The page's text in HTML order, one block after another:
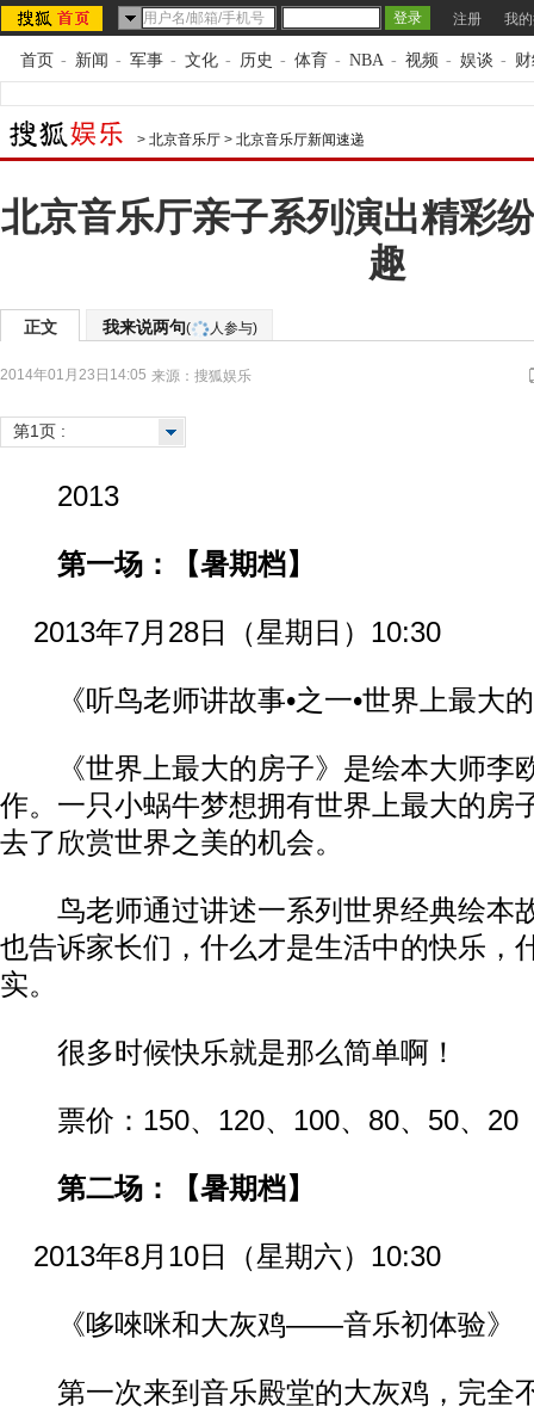
注册 我
首页 - 新闻 - 军事 - 文化 - 历史 - 体育 - NBA - 视频 - 娱谈 -
> 北京音乐厅 > 北京音乐厅新闻速递
北京音乐厅亲子系列演出精彩
趣
正文 我来说两句( 人参与)
2014年01月23日14:05 来源： 搜狐娱乐
第1页 :
2013
第一场：【暑期档】
2013年7月28日（星期日）10:30
《听鸟老师讲故事•之一•世界上最大
《世界上最大的房子》是绘本大师李
作。一只小蜗牛梦想拥有世界上最大的房
去了欣赏世界之美的机会。
鸟老师通过讲述一系列世界经典绘本
也告诉家长们，什么才是生活中的快乐，
实。
很多时候快乐就是那么简单啊！
票价：150、120、100、80、50、20
第二场：【暑期档】
2013年8月10日（星期六）10:30
《哆唻咪和大灰鸡——音乐初体验》
第一次来到音乐殿堂的大灰鸡，完全